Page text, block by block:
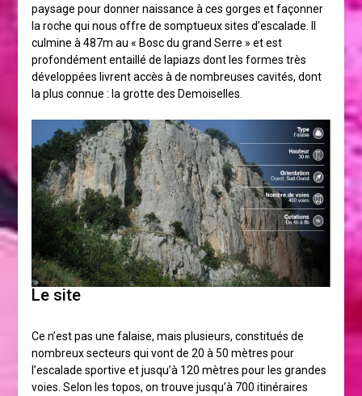
paysage pour donner naissance à ces gorges et façonner
la roche qui nous offre de somptueux sites d’escalade. Il
culmine à 487m au « Bosc du grand Serre » et est
profondément entaillé de lapiazs dont les formes très
développées livrent accès à de nombreuses cavités, dont
la plus connue : la grotte des Demoiselles.
Le site
Ce n’est pas une falaise, mais plusieurs, constitués de
nombreux secteurs qui vont de 20 à 50 mètres pour
l’escalade sportive et jusqu’à 120 mètres pour les grandes
voies. Selon les topos, on trouve jusqu’à 700 itinéraires